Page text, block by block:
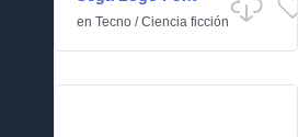
en Tecno /Ciencia ficción